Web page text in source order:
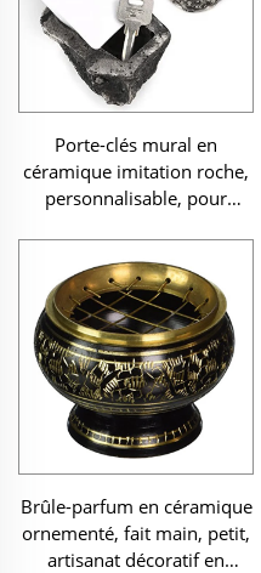
Porte-clés mural en
céramique imitation roche,
personnalisable, pour
Brûle-parfum en céramique
ornementé, fait main, petit,
artisanat décoratif en